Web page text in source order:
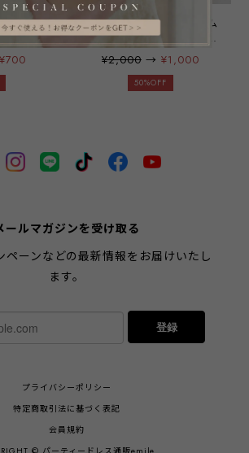
ヘアゴム
おしゃ
っぽい 大
生 女の
い プレ
¥700
即日配送 送料無料 ヘアゴム
パール 3個セット 大人 キッ
ズ 子供 パールゴム 大人っ
ぽい おしゃれ かわいい 大
人可愛い ヘアゴム 小学生
¥2,000→ ¥1,000
50%OFF
ールマガジンを受け取る
ペーンなどの最新情報をお届けいたし
ます。
登録
プライバシーポリシー
特定商取引法に基づく表記
会員規約